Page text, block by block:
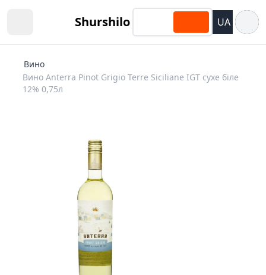
Shurshilo UA
Вино
Вино Anterra Pinot Grigio Terre Siciliane IGT сухе біле
12% 0,75л